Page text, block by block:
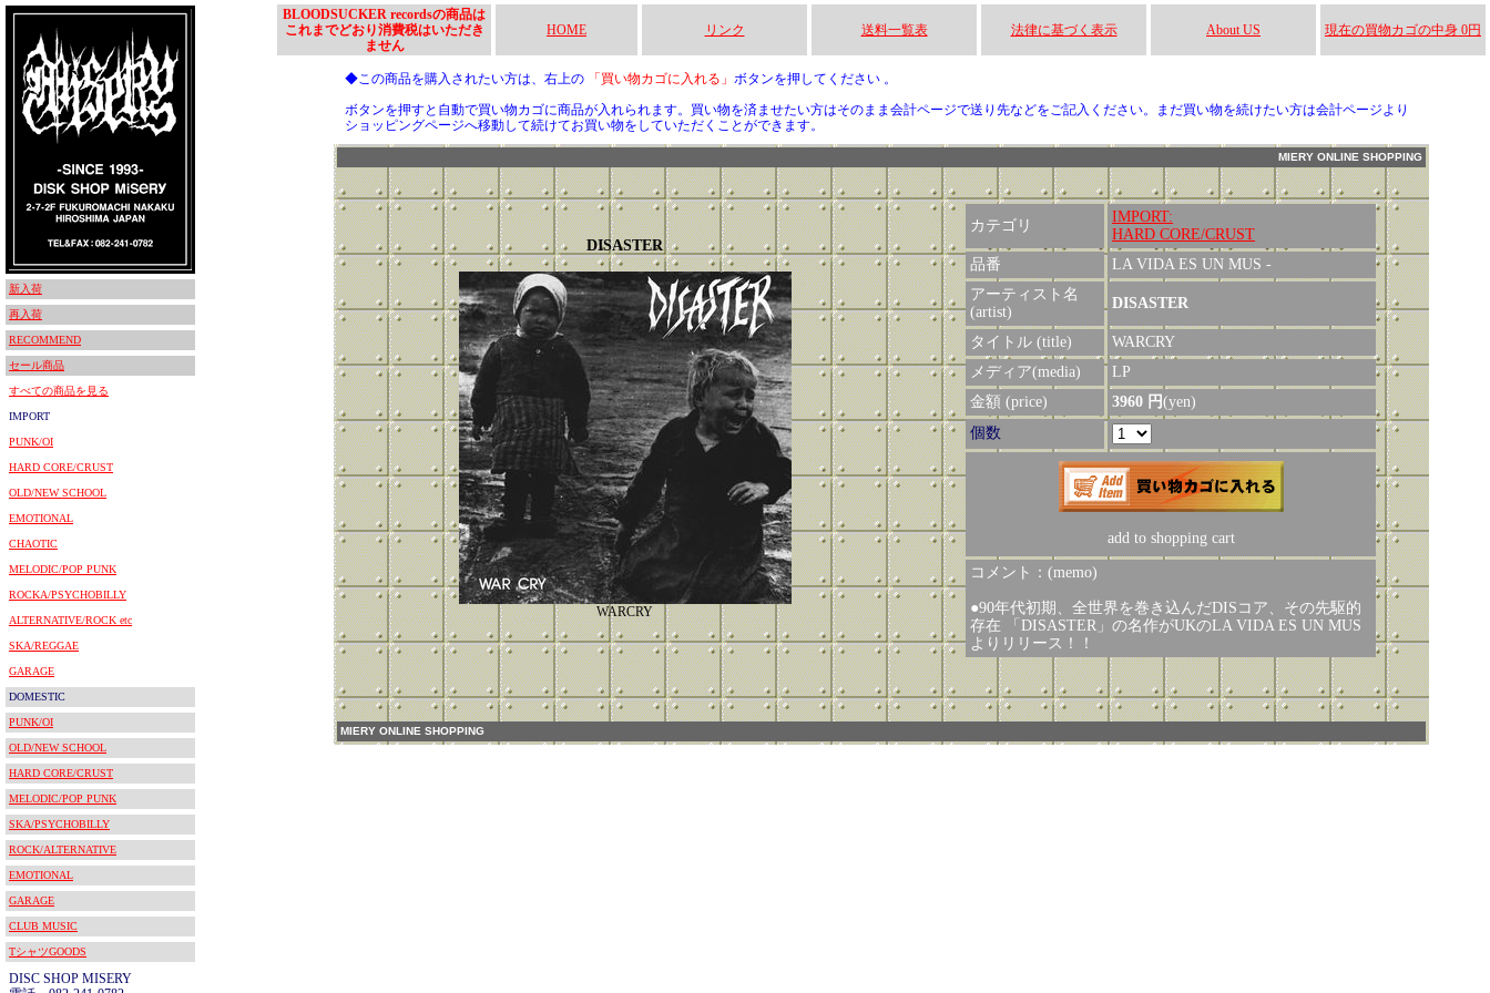
新入荷
再入荷
RECOMMEND
セール商品
すべての商品を見る
IMPORT
PUNK/OI
HARD CORE/CRUST
OLD/NEW SCHOOL
EMOTIONAL
CHAOTIC
MELODIC/POP PUNK
ROCKA/PSYCHOBILLY
ALTERNATIVE/ROCK etc
SKA/REGGAE
GARAGE
DOMESTIC
PUNK/OI
OLD/NEW SCHOOL
HARD CORE/CRUST
MELODIC/POP PUNK
SKA/PSYCHOBILLY
ROCK/ALTERNATIVE
EMOTIONAL
GARAGE
CLUB MUSIC
TシャツGOODS
DISC SHOP MISERY
BLOODSUCKER recordsの商品は
これまでどおり消費税はいただき
ません
HOME リンク 送料一覧表 法律に基づく表示 About US 現在の買物カゴの中身 0円
◆この商品を購入されたい方は、右上の 「買い物カゴに入れる」 ボタンを押してください 。
ボタンを押すと自動で買い物カゴに商品が入れられます。買い物を済ませたい方はそのまま会計ページで送り先などをご記入ください。まだ買い物を続けたい方は会計ページより
ショッピングページへ移動して続けてお買い物をしていただくことができます。
MIERY ONLINE SHOPPING
DISASTER
WARCRY
カテゴリ
IMPORT:
HARD CORE/CRUST
品番
LA VIDA ES UN MUS -
アーティスト名
(artist)
DISASTER
タイトル (title)
WARCRY
メディア(media)
LP
金額 (price)
3960 円(yen)
個数
add to shopping cart
コメント：(memo)
●90年代初期、全世界を巻き込んだDISコア、その先駆的
存在 「DISASTER」の名作がUKのLA VIDA ES UN MUS
よりリリース！！
MIERY ONLINE SHOPPING